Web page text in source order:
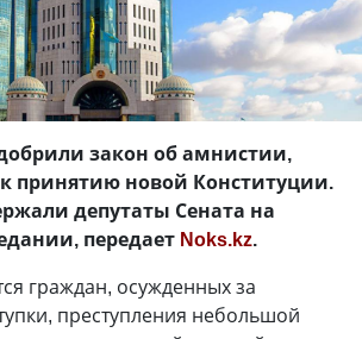
закон об амнистии,
принятию новой Конституции.
депутаты Сената на
передает Noks.kz.
граждан, осужденных за
преступления небольшой